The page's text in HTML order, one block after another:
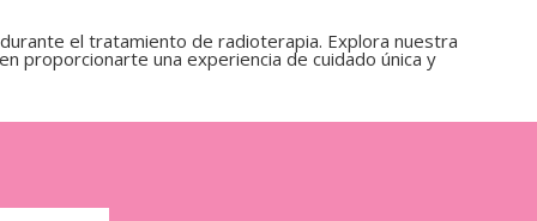
el tratamiento de radioterapia. Explora nuestra
proporcionarte una experiencia de cuidado única y